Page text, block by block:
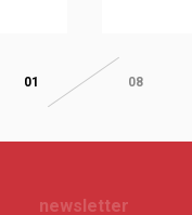
01 08
newsletter